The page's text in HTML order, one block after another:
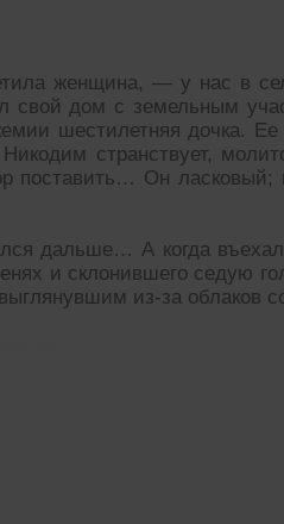
женщина, — у нас в
свой дом с земельным
шестилетняя дочка.
странствует,
поставить… Он
дальше… А когда
и склонившего седую
из-за облаков